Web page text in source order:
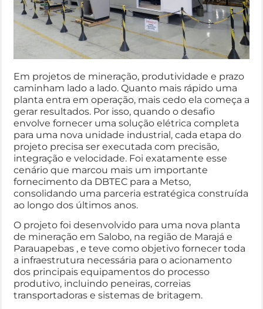
Em projetos de mineração, produtividade e prazo
caminham lado a lado. Quanto mais rápido uma
planta entra em operação, mais cedo ela começa a
gerar resultados. Por isso, quando o desafio
envolve fornecer uma solução elétrica completa
para uma nova unidade industrial, cada etapa do
projeto precisa ser executada com precisão,
integração e velocidade. Foi exatamente esse
cenário que marcou mais um importante
fornecimento da DBTEC para a Metso,
consolidando uma parceria estratégica construída
ao longo dos últimos anos.
O projeto foi desenvolvido para uma nova planta
de mineração em Salobo, na região de Marajá e
Parauapebas , e teve como objetivo fornecer toda
a infraestrutura necessária para o acionamento
dos principais equipamentos do processo
produtivo, incluindo peneiras, correias
transportadoras e sistemas de britagem.